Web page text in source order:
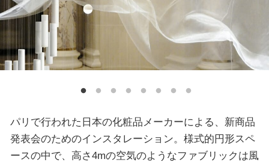
パリで行われた日本の化粧品メーカーによる、新商品
発表会のためのインスタレーション。様式的円形スペ
ースの中で、高さ4mの空気のようなファブリックは風